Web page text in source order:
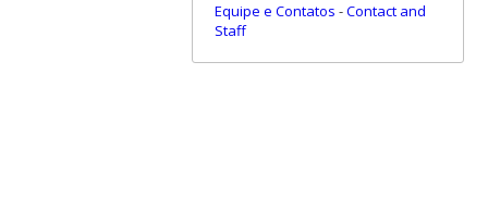
Equipe e Contatos -Contact and
Staff